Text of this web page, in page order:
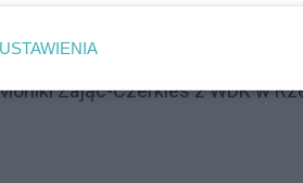
Warsztatów Terapii
spektaklu Teatru „FANaberia”
Zając-Czerkies z WDK w
USTAWIENIA